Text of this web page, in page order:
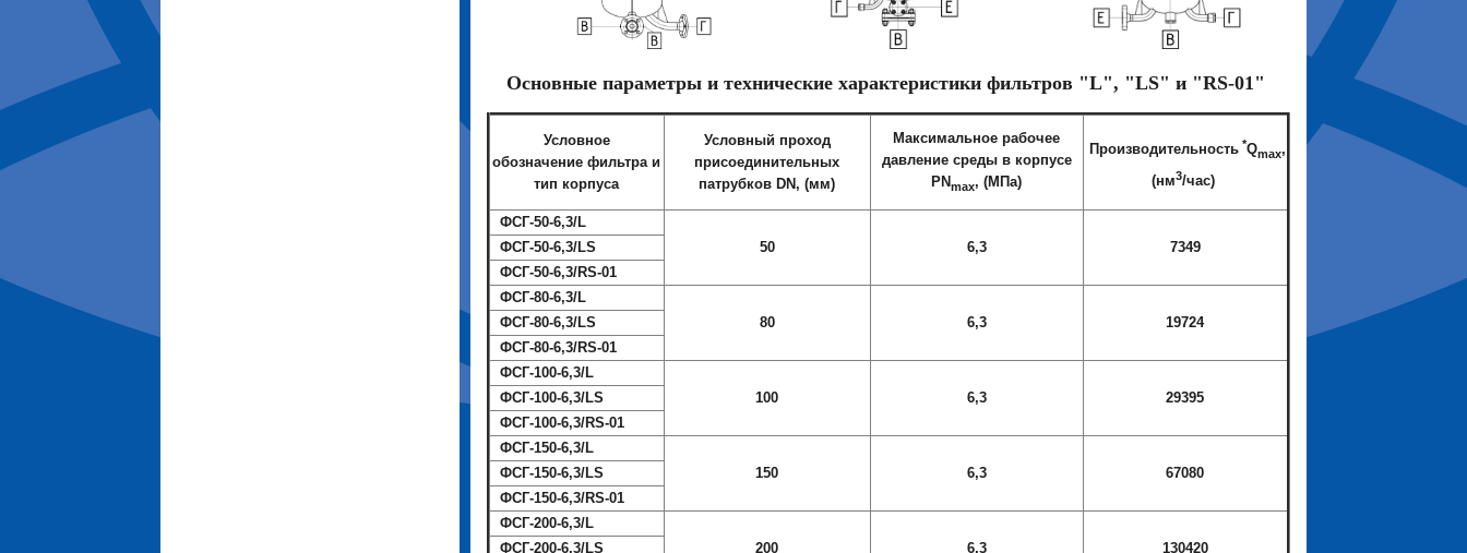
Основные параметры и технические характеристики фильтров "L", "LS" и "RS-01 "
Условное
обозначение фильтра и
тип корпуса
Условный проход
присоединительных
патрубков DN, (мм)
Максимальное рабочее
давление среды в корпусе
PNmax, (МПа)
Производительность *Qmax,
(нм3/час)
ФСГ-50-6,3/L
50
6,3 7349
ФСГ-50-6,3/LS
ФСГ-50-6,3/RS-01
ФСГ-80-6,3/L
80
6,3 19724
ФСГ-80-6,3/LS
ФСГ-80-6,3/RS-01
ФСГ-100-6,3/L
100
6,3 29395
ФСГ-100-6,3/LS
ФСГ-100-6,3/RS-01
ФСГ-150-6,3/L
150
6,3 67080
ФСГ-150-6,3/LS
ФСГ-150-6,3/RS-01
ФСГ-200-6,3/L
200
6,3 130420
ФСГ-200-6,3/LS